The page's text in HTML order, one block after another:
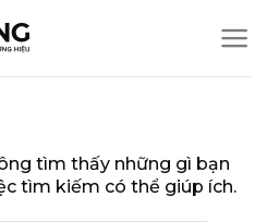
tìm thấy những gì bạn
tìm kiếm có thể giúp ích.